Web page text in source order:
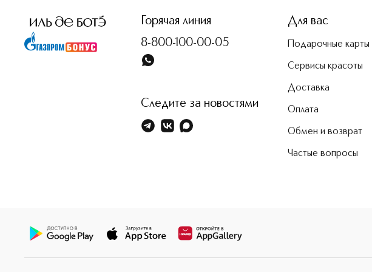
Горячая линия
8-800-100-00-05
Следите за новостями
Для вас
Подарочные карты
Сервисы красоты
Доставка
Оплата
Обмен и возврат
Частые вопросы